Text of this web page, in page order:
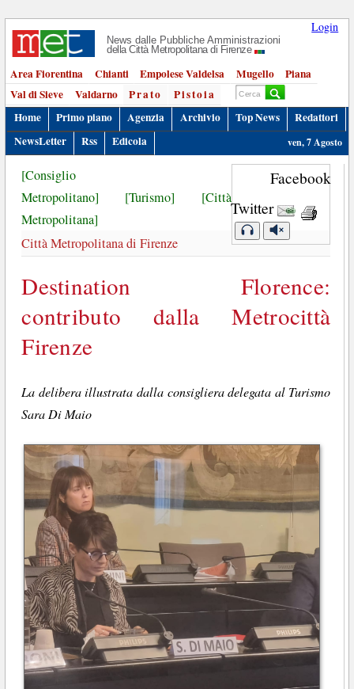
Login
News dalle Pubbliche Amministrazioni
della Città Metropolitana di Firenze
Area Fiorentina Chianti Empolese Valdelsa Mugello
Piana
Val di Sieve
Valdarno Prato
Pistoia
Home
Primo piano Agenzia Archivio Top News
Redattori
NewsLetter
Rss Edicola ven, 7 Agosto
Facebook
Twitter
[Consiglio
Metropolitano]
[Turismo]
[Città
Metropolitana]
Città Metropolitana di Firenze
Destination Florence:
contributo dalla Metrocittà
Firenze
La delibera illustrata dalla consigliera delegata al Turismo
Sara Di Maio